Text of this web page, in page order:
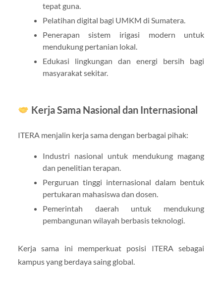
tepat guna.
Pelatihan digital bagi UMKM di Sumatera.
Penerapan sistem irigasi modern untuk
mendukung pertanian lokal.
Edukasi lingkungan dan energi bersih bagi
masyarakat sekitar.
Kerja Sama Nasional dan Internasional
ITERA menjalin kerja sama dengan berbagai pihak:
Industri nasional untuk mendukung magang
dan penelitian terapan.
Perguruan tinggi internasional dalam bentuk
pertukaran mahasiswa dan dosen.
Pemerintah daerah untuk mendukung
pembangunan wilayah berbasis teknologi.
Kerja sama ini memperkuat posisi ITERA sebagai
kampus yang berdaya saing global.